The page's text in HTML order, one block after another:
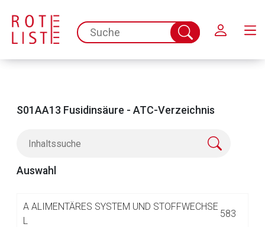
spc.search.input.placeholder
Suche
abschicken
S01AA13 Fusidinsäure - ATC-Verzeichnis
Auswahl
A ALIMENTÄRES SYSTEM UND STOFFWECHSE
L
583
Aufruf einer externen Seite